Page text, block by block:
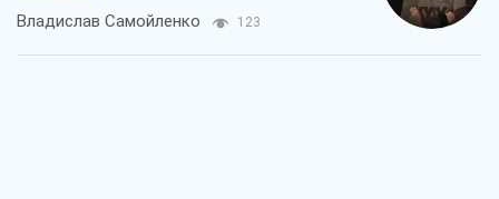
Владислав Самойленко 123